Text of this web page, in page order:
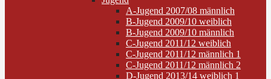
A-Jugend 2007/08 männlich
B-Jugend 2009/10 weiblich
B-Jugend 2009/10 männlich
C-Jugend 2011/12 weiblich
C-Jugend 2011/12 männlich 1
C-Jugend 2011/12 männlich 2
D-Jugend 2013/14 weiblich 1